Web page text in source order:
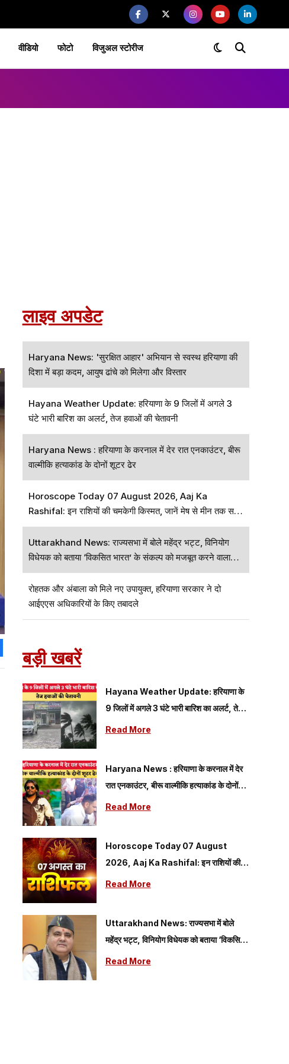
वीडियो फोटो विजुअल स्टोरीज
लाइव अपडेट
Haryana News: 'सुरक्षित आहार' अभियान से स्वस्थ हरियाणा की
दिशा में बड़ा कदम, आयुष ढांचे को मिलेगा और विस्तार
Hayana Weather Update: हरियाणा के 9 जिलों में अगले 3
घंटे भारी बारिश का अलर्ट, तेज हवाओं की चेतावनी
Haryana News : हरियाणा के करनाल में देर रात एनकाउंटर, बीरू
वाल्मीकि हत्याकांड के दोनों शूटर ढेर
Horoscope Today 07 August 2026, Aaj Ka
Rashifal: इन राशियों की चमकेगी किस्मत, जानें मेष से मीन तक सभी
राशियों का हाल
Uttarakhand News: राज्यसभा में बोले महेंद्र भट्ट, विनियोग
विधेयक को बताया ‘विकसित भारत’ के संकल्प को मजबूत करने वाला
कदम
रोहतक और अंबाला को मिले नए उपायुक्त, हरियाणा सरकार ने दो
आईएएस अधिकारियों के किए तबादले
बड़ी खबरें
Hayana Weather Update: हरियाणा के
9 जिलों में अगले 3 घंटे भारी बारिश का अलर्ट, तेज
हवाओं की चेतावनी
Read More
Haryana News : हरियाणा के करनाल में देर
रात एनकाउंटर, बीरू वाल्मीकि हत्याकांड के दोनों
शूटर ढेर
Read More
Horoscope Today 07 August
2026, Aaj Ka Rashifal: इन राशियों की
चमकेगी किस्मत, जानें मेष से मीन तक सभी राशियों
Read More
Uttarakhand News: राज्यसभा में बोले
महेंद्र भट्ट, विनियोग विधेयक को बताया ‘विकसित
भारत’ के संकल्प को मजबूत करने वाला कदम
Read More